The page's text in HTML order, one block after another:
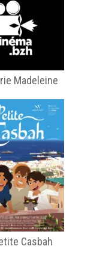
Madeleine
Casbah